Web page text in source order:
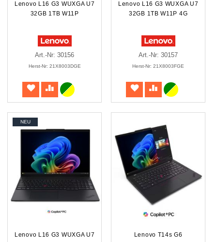
Lenovo L16 G3 WUXGA U7
32GB 1TB W11P
Art.-Nr: 30156
Herst-Nr: 21X8003DGE
Lenovo L16 G3 WUXGA U7
32GB 1TB W11P 4G
Art.-Nr: 30157
Herst-Nr: 21X8003FGE
NEU
Lenovo L16 G3 WUXGA U7
Lenovo T14s G6